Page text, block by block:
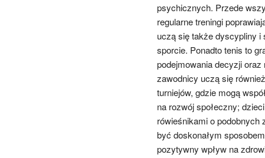
psychicznych. Przede
regularne treningi
uczą się także dyscypliny
sporcie. Ponadto tenis to
podejmowania decyzji
zawodnicy uczą się
turniejów, gdzie mogą
na rozwój społeczny;
rówieśnikami o podobnych
być doskonałym
pozytywny wpływ na